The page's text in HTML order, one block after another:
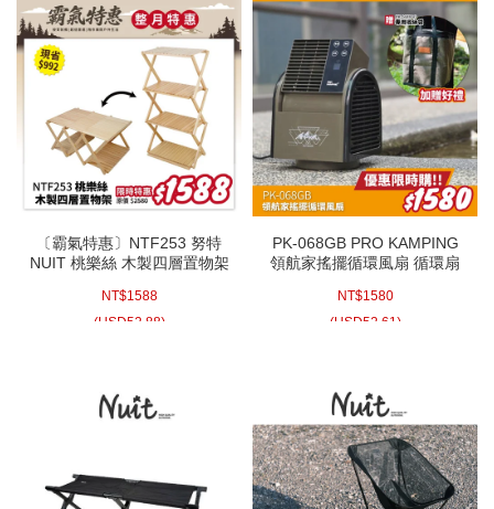
〔霸氣特惠〕NTF253 努特
NUIT 桃樂絲 木製四層置物架
層板架 木層架 展示架
NT$1588
(USD52.88)
PK-068GB PRO KAMPING
領航家搖擺循環風扇 循環扇
控 可擺頭三段式風扇 露營電
扇
NT$1580
(USD52.61)